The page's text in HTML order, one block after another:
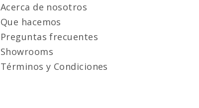
Acerca de nosotros
Que hacemos
Preguntas frecuentes
Showrooms
Términos y Condiciones